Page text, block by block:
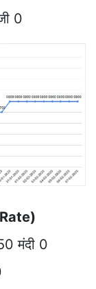
0
मंदी 0